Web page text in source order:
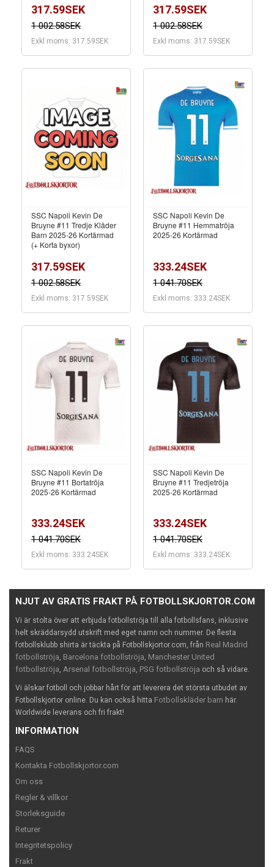
317.59SEK
1 002.58SEK
Exkl moms: 317.59SEK
317.59SEK
1 002.58SEK
Exkl moms: 317.59SEK
SSC Napoli Kevin De
Bruyne #11 Tredje Kläder
Barn 2025-26 Kortärmad
(+ Korta byxor)
317.59SEK
1 002.58SEK
Exkl moms: 317.59SEK
SSC Napoli Kevin De
Bruyne #11 Hemmatröja
2025-26 Kortärmad
333.24SEK
1 041.70SEK
Exkl moms: 333.24SEK
SSC Napoli Kevin De
Bruyne #11 Bortatröja
2025-26 Kortärmad
333.24SEK
1 041.70SEK
Exkl moms: 333.24SEK
SSC Napoli Kevin De
Bruyne #11 Tredjetröja
2025-26 Kortärmad
333.24SEK
1 041.70SEK
Exkl moms: 333.24SEK
NJUT AV GRATIS FRAKT PÅ FOTBOLLSKJORTOR.COM
Vi är stolta över att erbjuda fotbollströja till alla fotbollsfans, inklusive
helt skräddarsydd utskrift med eget namn och nummer. De flesta
fotbollsklubb shirta är täckta på Fotbollskjortor.com, från Real Madrid
fotbollströja, Barcelona fotbollströja, Manchester United
fotbollströja, Arsenal fotbollströja, PSG fotbollströja och så vidare.
Vi älskar fotboll och jobbar hårt för att leverera det största utbudet av
Fotbollskjortor online. Du kan också hitta Fotbollskläder barn här.
Worldwide leverans och fri frakt!
INFORMATION
FAQS
Kontakta Fotbollskjortor.com
Om oss
Regler & villkor
Storleksguide
Returer
Integritetspolicy
Frakt